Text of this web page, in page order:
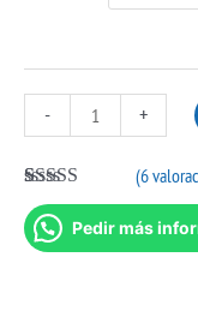
- +
Valorado con
5.00de 5 en
base a
6
(6
Pedir más